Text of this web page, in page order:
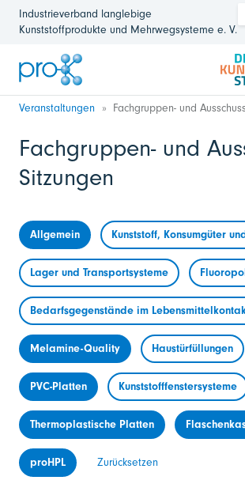
Industrieverband langlebige
Kunststoffprodukte und Mehrwegsysteme e. V.
Veranstaltungen Fachgruppen- und
Fachgruppen- und
Sitzungen
Allgemein Kunststoff, Konsumgüter
Lager und Transportsysteme
Bedarfsgegenstände im
Melamine-Quality Haustürfüllungen
PVC-Platten Kunststofffenstersysteme
Thermoplastische Platten
proHPL Zurücksetzen